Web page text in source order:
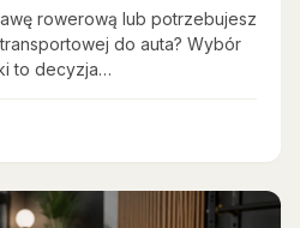
rowerową lub potrzebujesz
do auta? Wybór
to decyzja…